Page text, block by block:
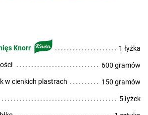
Knorr 1 łyżka
600 gramów
w cienkich plastrach 150 gramów
5 łyżek